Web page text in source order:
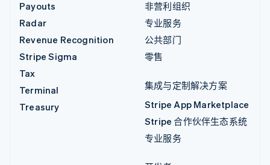
Payouts
Radar
Revenue Recognition
Stripe Sigma
Tax
Terminal
Treasury
非营利组织
专业服务
公共部门
零售
集成与定制解决方案
Stripe App Marketplace
Stripe 合作伙伴生态系统
专业服务